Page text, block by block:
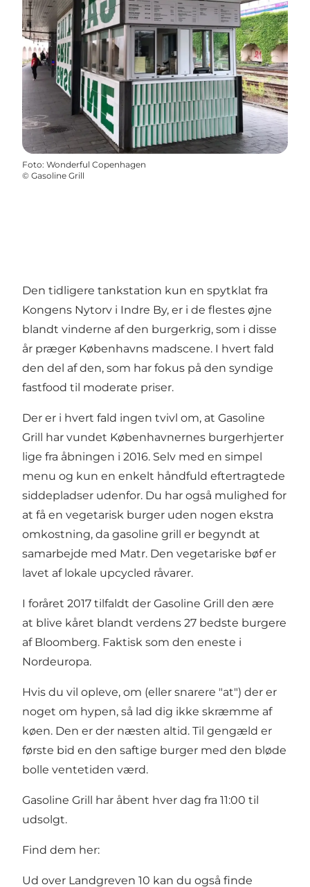
Foto: Wonderful Copenhagen
© Gasoline Grill
Den tidligere tankstation kun en spytklat fra
Kongens Nytorv i Indre By, er i de flestes øjne
blandt vinderne af den burgerkrig, som i disse
år præger Københavns madscene. I hvert fald
den del af den, som har fokus på den syndige
fastfood til moderate priser.
Der er i hvert fald ingen tvivl om, at Gasoline
Grill har vundet Københavnernes burgerhjerter
lige fra åbningen i 2016. Selv med en simpel
menu og kun en enkelt håndfuld eftertragtede
siddepladser udenfor. Du har også mulighed for
at få en vegetarisk burger uden nogen ekstra
omkostning, da gasoline grill er begyndt at
samarbejde med Matr. Den vegetariske bøf er
lavet af lokale upcycled råvarer.
I foråret 2017 tilfaldt der Gasoline Grill den ære
at blive kåret blandt verdens 27 bedste burgere
af Bloomberg. Faktisk som den eneste i
Nordeuropa.
Hvis du vil opleve, om (eller snarere "at") der er
noget om hypen, så lad dig ikke skræmme af
køen. Den er der næsten altid. Til gengæld er
første bid en den saftige burger med den bløde
bolle ventetiden værd.
Gasoline Grill har åbent hver dag fra 11:00 til
udsolgt.
Find dem her:
Ud over Landgreven 10 kan du også finde